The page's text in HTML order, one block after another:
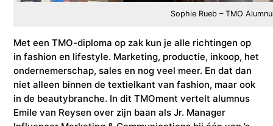
Sophie Rueb – TMO
Met een TMO-diploma op zak kun je alle richtingen op
in fashion en lifestyle. Marketing, productie, inkoop, het
ondernemerschap, sales en nog veel meer. En dat dan
niet alleen binnen de textielkant van fashion, maar ook
in de beautybranche. In dit TMOment vertelt alumnus
Emile van Reysen over zijn baan als Jr. Manager